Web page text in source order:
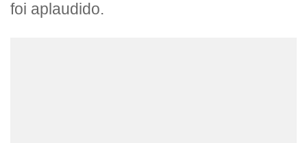
foi aplaudido.